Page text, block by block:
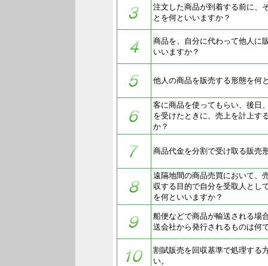
注文した商品が到着する前に、
とを何といいますか？
商品を、自分に代わって他人に
いいますか？
他人の商品を販売する形態を何
客に商品を使ってもらい、後日
を受けたときに、売上を計上す
か？
商品代金を分割で受け取る販売
遠隔地間の商品売買において、
収する目的で自分を受取人とし
を何といいますか？
船便などで商品が輸送される場
送会社から発行されるものは何
割賦販売を回収基準で処理する
い。